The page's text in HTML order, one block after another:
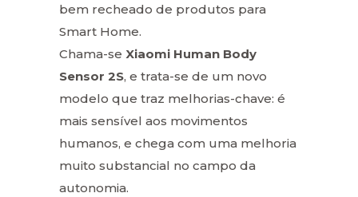
bem recheado de produtos para
Smart Home.
Chama-se Xiaomi Human Body
Sensor 2S, e trata-se de um novo
modelo que traz melhorias-chave: é
mais sensível aos movimentos
humanos, e chega com uma melhoria
muito substancial no campo da
autonomia.